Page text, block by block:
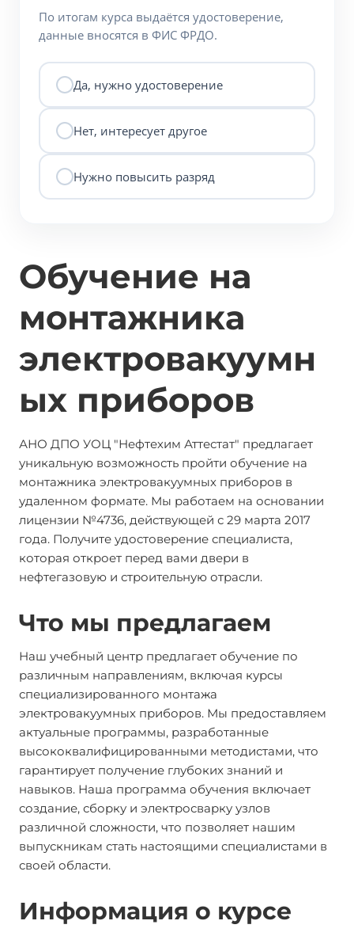
По итогам курса выдаётся удостоверение,
данные вносятся в ФИС ФРДО.
Да, нужно удостоверение
Нет, интересует другое
Нужно повысить разряд
Обучение на
монтажника
электровакуумн
ых приборов
АНО ДПО УОЦ "Нефтехим Аттестат" предлагает
уникальную возможность пройти обучение на
монтажника электровакуумных приборов в
удаленном формате. Мы работаем на основании
лицензии №4736, действующей с 29 марта 2017
года. Получите удостоверение специалиста,
которая откроет перед вами двери в
нефтегазовую и строительную отрасли.
Что мы предлагаем
Наш учебный центр предлагает обучение по
различным направлениям, включая курсы
специализированного монтажа
электровакуумных приборов. Мы предоставляем
актуальные программы, разработанные
высококвалифицированными методистами, что
гарантирует получение глубоких знаний и
навыков. Наша программа обучения включает
создание, сборку и электросварку узлов
различной сложности, что позволяет нашим
выпускникам стать настоящими специалистами в
своей области.
Информация о курсе